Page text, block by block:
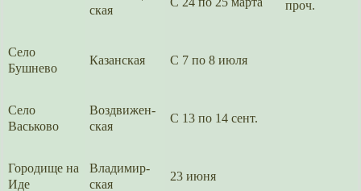
проч.
ская
Село
Бушнево
Казанс­кая С 7 по 8 июля
Село
Васьково
Воздвижен­
ская
С 13 по 14 сент.
Городище на
Иде
Владимир­
ская
23 июня